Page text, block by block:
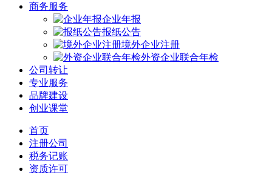
商务服务
企业年报
报纸公告
境外企业注册
外资企业联合年检
公司转让
专业服务
品牌建设
创业课堂
首页
注册公司
税务记账
资质许可